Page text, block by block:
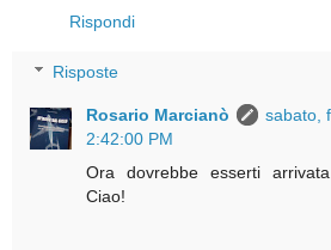
Rispondi
Risposte
Rosario Marcianò
sabato,
2:42:00 PM
Ora dovrebbe esserti
Ciao!